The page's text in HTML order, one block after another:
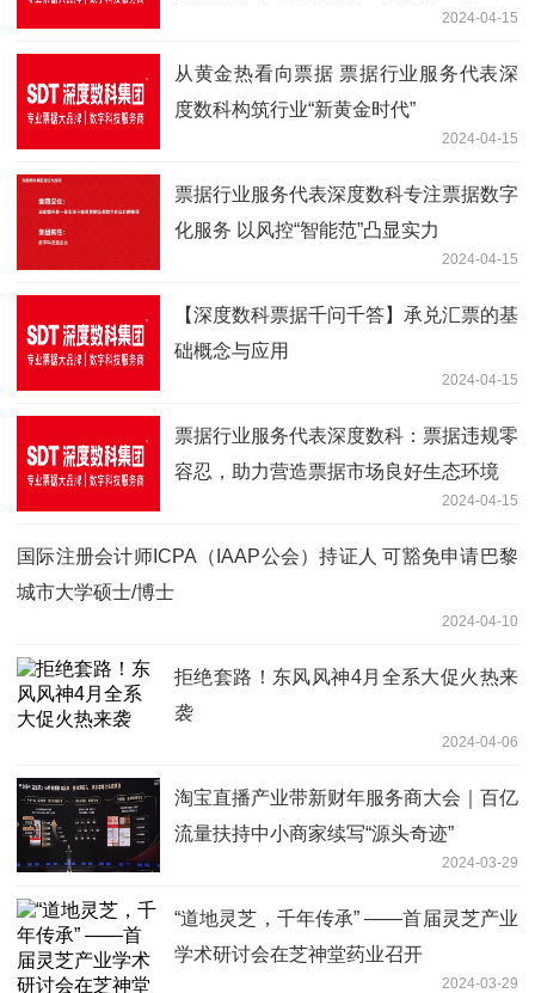
2024-04-15
从黄金热看向票据 票据行业服务代表深
度数科构筑行业“新黄金时代”
2024-04-15
票据行业服务代表深度数科专注票据数字
化服务 以风控“智能范”凸显实力
2024-04-15
【深度数科票据千问千答】承兑汇票的基
础概念与应用
2024-04-15
票据行业服务代表深度数科：票据违规零
容忍，助力营造票据市场良好生态环境
2024-04-15
国际注册会计师ICPA（IAAP公会）持证人 可豁免申请巴黎
城市大学硕士/博士
2024-04-10
拒绝套路！东风风神4月全系大促火热来
袭
2024-04-06
淘宝直播产业带新财年服务商大会｜百亿
流量扶持中小商家续写“源头奇迹”
2024-03-29
“道地灵芝，千年传承” ——首届灵芝产业
学术研讨会在芝神堂药业召开
2024-03-29